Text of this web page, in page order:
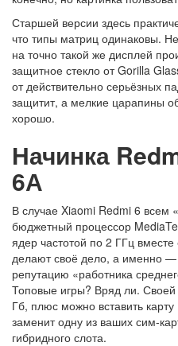
Старшей версии здесь
что типы матриц одинаковы.
на точно такой же дисплей
защитное стекло от Gorilla
от действительно серьёзных
защитит, а мелкие царапины
хорошо.
Начинка
6А
В случае Xiaomi Redmi 6 всем
бюджетный процессор
ядер частотой по 2 ГГц
делают своё дело, а именно
репутацию «работника
Топовые игры? Вряд ли.
Гб, плюс можно вставить
заменит одну из ваших сим-
гибридного слота.